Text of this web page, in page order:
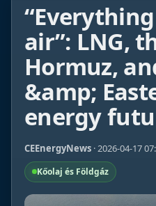
air”: LNG,
Hormuz,
&amp;
energy
CEEnergyNews · 2026-04-17
Kőolaj és Földgáz